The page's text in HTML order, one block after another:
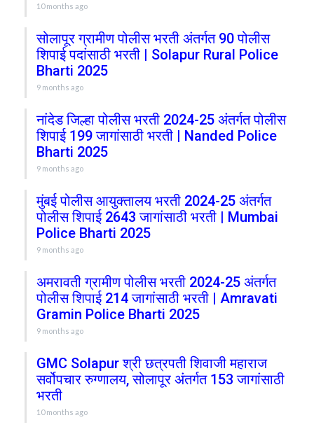
10 months ago
सोलापूर ग्रामीण पोलीस भरती अंतर्गत 90 पोलीस
शिपाई पदांसाठी भरती | Solapur Rural Police
Bharti 2025
9 months ago
नांदेड जिल्हा पोलीस भरती 2024-25 अंतर्गत पोलीस
शिपाई 199 जागांसाठी भरती | Nanded Police
Bharti 2025
9 months ago
मुंबई पोलीस आयुक्तालय भरती 2024-25 अंतर्गत
पोलीस शिपाई 2643 जागांसाठी भरती | Mumbai
Police Bharti 2025
9 months ago
अमरावती ग्रामीण पोलीस भरती 2024-25 अंतर्गत
पोलीस शिपाई 214 जागांसाठी भरती | Amravati
Gramin Police Bharti 2025
9 months ago
GMC Solapur श्री छत्रपती शिवाजी महाराज
सर्वोपचार रुग्णालय, सोलापूर अंतर्गत 153 जागांसाठी
भरती
10 months ago